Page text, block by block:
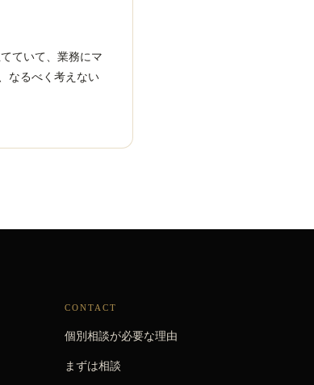
ていて、業務にマ
なるべく考えない
CONTACT
個別相談が必要な理由
まずは相談